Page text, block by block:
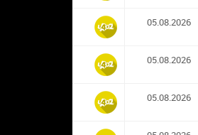
05.08.2026
05.08.2026
05.08.2026